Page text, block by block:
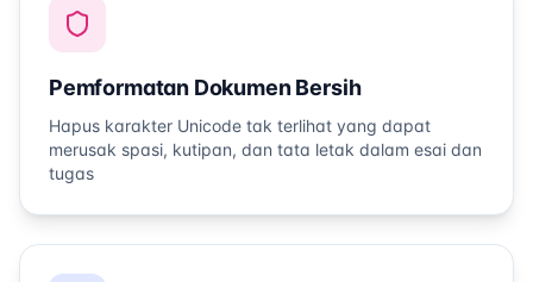
Pemformatan Dokumen Bersih
Hapus karakter Unicode tak terlihat yang dapat
merusak spasi, kutipan, dan tata letak dalam esai dan
tugas